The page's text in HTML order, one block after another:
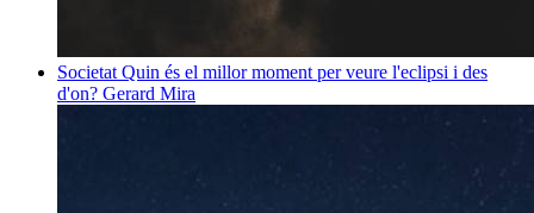
Societat Quin és el millor moment per veure l'eclipsi i des
d'on? Gerard Mira